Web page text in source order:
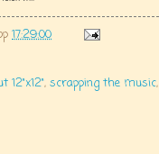
17:29:00
12"x12", scrapping the music,